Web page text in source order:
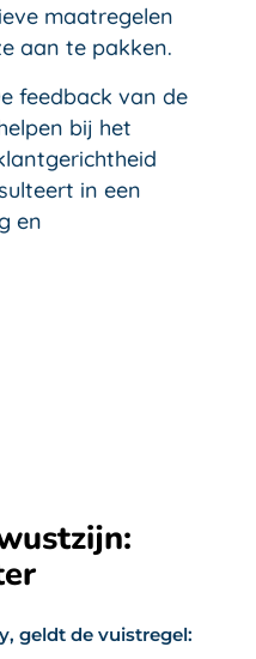
maatregelen
aan te pakken.
feedback van de
bij het
in een
en
geldt de vuistregel: